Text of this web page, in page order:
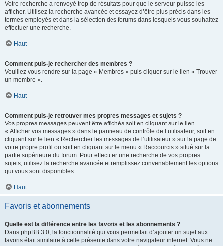
Votre recherche a renvoyé trop de résultats pour que le serveur puisse les
afficher. Utilisez la recherche avancée et essayez d’être plus précis dans les
termes employés et dans la sélection des forums dans lesquels vous souhaitez
effectuer une recherche.
Haut
Comment puis-je rechercher des membres ?
Veuillez vous rendre sur la page « Membres » puis cliquer sur le lien « Trouver
un membre ».
Haut
Comment puis-je retrouver mes propres messages et sujets ?
Vos propres messages peuvent être affichés soit en cliquant sur le lien
« Afficher vos messages » dans le panneau de contrôle de l’utilisateur, soit en
cliquant sur le lien « Rechercher les messages de l’utilisateur » sur la page de
votre propre profil ou soit en cliquant sur le menu « Raccourcis » situé sur la
partie supérieure du forum. Pour effectuer une recherche de vos propres
sujets, utilisez la recherche avancée et remplissez convenablement les options
qui vous sont disponibles.
Haut
Favoris et abonnements
Quelle est la différence entre les favoris et les abonnements ?
Dans phpBB 3.0, la fonctionnalité qui vous permettait d’ajouter un sujet aux
favoris était similaire à celle présente dans votre navigateur internet. Vous ne